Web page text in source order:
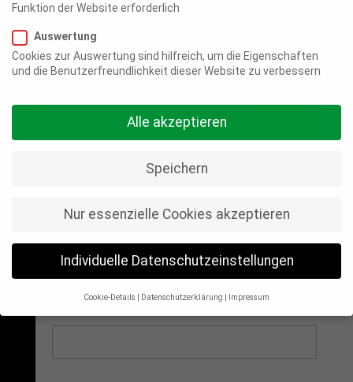
Exposé
Holm herunter. Einfach Kontaktdaten
Einpflegen und Sie werden auf das Expose
weitergeleitet.
Vorname Nachname
Funktion der Website erforderlich
Auswertung
Cookies zur Auswertung sind hilfreich, um die Eigenschaften
und die Benutzerfreundlichkeit dieser Website zu verbessern
Alle akzeptieren
Speichern
Nur essenzielle Cookies akzeptieren
Individuelle Datenschutzeinstellungen
Cookie-Details Datenschutzerklärung Impressum
Datenschutzeinstellungen